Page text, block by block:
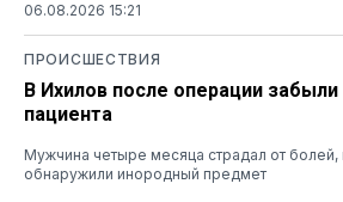
06.08.2026 15:21
ПРОИСШЕСТВИЯ
В Ихилов после операции забыли
пациента
Мужчина четыре месяца страдал от болей,
обнаружили инородный предмет